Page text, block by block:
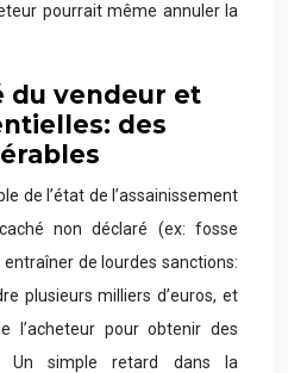
pourrait même annuler la
du vendeur et
des
de l’état de l’assainissement
non déclaré (ex: fosse
de lourdes sanctions:
plusieurs milliers d’euros, et
l’acheteur pour obtenir des
Un simple retard dans la